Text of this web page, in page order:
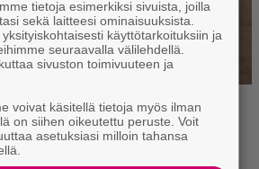
tietoja esimerkiksi sivuista, joilla
sekä laitteesi ominaisuuksista.
käyttötarkoituksiin ja
seuraavalla välilehdellä.
sivuston toimivuuteen ja
voivat käsitellä tietoja myös ilman
on siihen oikeutettu peruste. Voit
asetuksiasi milloin tahansa